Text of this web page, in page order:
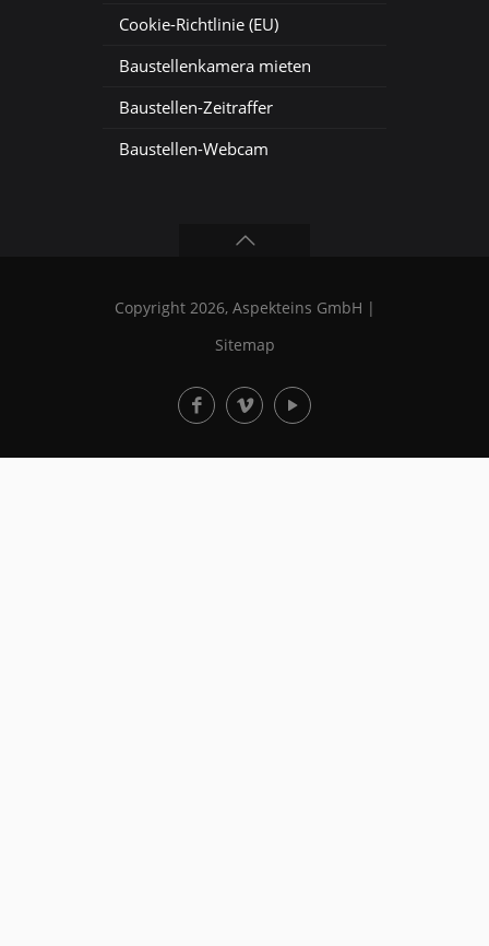
Cookie-Richtlinie (EU)
Baustellenkamera mieten
Baustellen-Zeitraffer
Baustellen-Webcam
Copyright 2026, Aspekteins GmbH |
Sitemap